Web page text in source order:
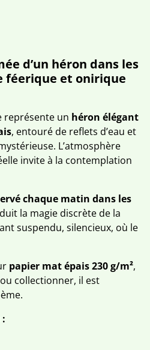
d’un héron dans les
féerique et onirique
représente un héron élégant
, entouré de reflets d’eau et
L’atmosphère
invite à la contemplation
chaque matin dans les
la magie discrète de la
suspendu, silencieux, où le
papier mat épais 230 g/m²,
collectionner, il est